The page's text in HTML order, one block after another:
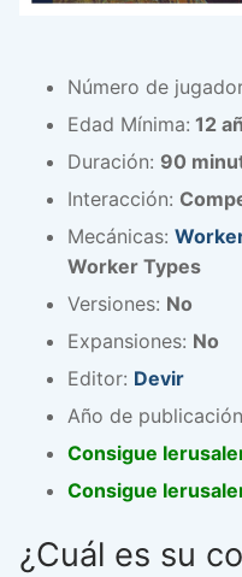
Número de
Edad Mínima: 12
Duración: 90
Interacción:
Mecánicas:
Worker Types
Versiones: No
Expansiones: No
Editor: Devir
Año de
Consigue
Consigue
¿Cuál es su